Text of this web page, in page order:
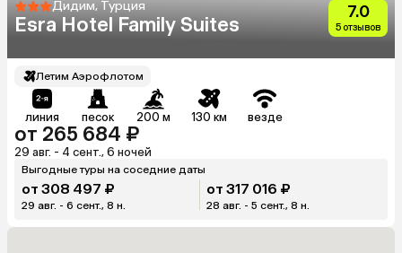
Дидим, Турция
Esra Hotel Family Suites
7.0
5 отзывов
Летим Аэрофлотом
линия песок 200 м 130 км везде
от 265 684 ₽
29 авг. - 4 сент., 6 ночей
Выгодные туры на соседние даты
от 308 497 ₽
29 авг. - 6 сент., 8 н.
от 317 016 ₽
28 авг. - 5 сент., 8 н.